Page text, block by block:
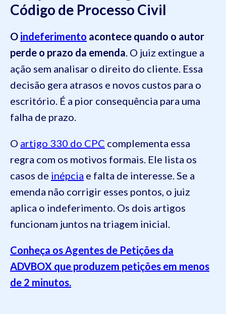
Código de Processo Civil
O indeferimento acontece quando o autor
perde o prazo da emenda. O juiz extingue a
ação sem analisar o direito do cliente. Essa
decisão gera atrasos e novos custos para o
escritório. É a pior consequência para uma
falha de prazo.
O artigo 330 do CPC complementa essa
regra com os motivos formais. Ele lista os
casos de inépcia e falta de interesse. Se a
emenda não corrigir esses pontos, o juiz
aplica o indeferimento. Os dois artigos
funcionam juntos na triagem inicial.
Conheça os Agentes de Petições da
ADVBOX que produzem petições em menos
de 2 minutos.